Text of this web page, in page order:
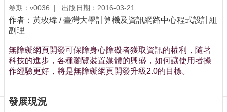
首
頁
計
中
首
頁
聯
資
訊
卷期：v0036 出版日期：2016-03-21
作者：黃玫瑋 / 臺灣大學計算機及資訊網路中心程式設計組
副理
無障礙網頁開發可保障身心障礙者獲取資訊的權利，隨著
科技的進步，各種瀏覽裝置媒體的興盛，如何讓使用者操
作經驗更好，將是無障礙網頁開發升級2.0的目標。
發展現況